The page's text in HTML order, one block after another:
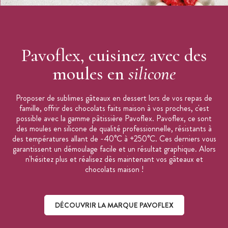
Pavoflex, cuisinez avec des
moules ensilicone
Proposer de sublimes gâteaux en dessert lors de vos repas de
famille, offrir des chocolats faits maison à vos proches, c'est
possible avec la gamme pâtissière Pavoflex. Pavoflex, ce sont
des moules en silicone de qualité professionnelle, résistants à
des températures allant de -40°C à +250°C. Ces derniers vous
garantissent un démoulage facile et un résultat graphique. Alors
n'hésitez plus et réalisez dès maintenant vos gâteaux et
chocolats maison !
DÉCOUVRIR LA MARQUE PAVOFLEX